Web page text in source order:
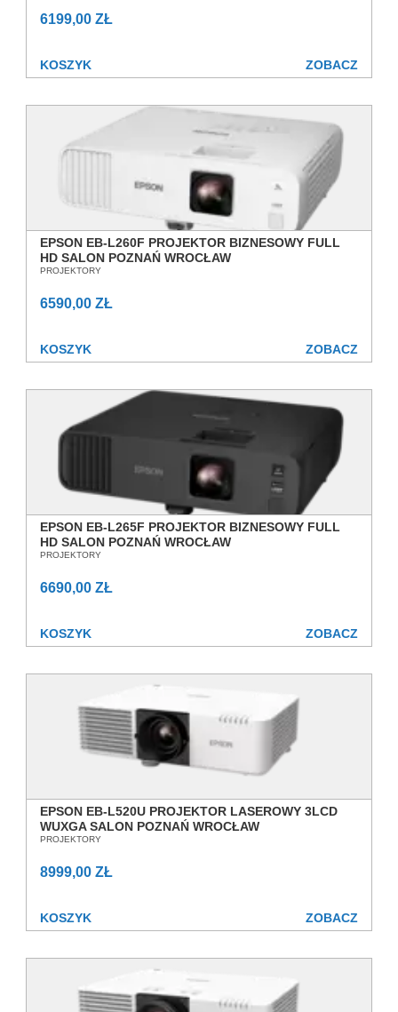
6199,00 ZŁ
KOSZYK ZOBACZ
EPSON EB-L260F PROJEKTOR BIZNESOWY FULL
HD SALON POZNAŃ WROCŁAW
PROJEKTORY
6590,00 ZŁ
KOSZYK ZOBACZ
EPSON EB-L265F PROJEKTOR BIZNESOWY FULL
HD SALON POZNAŃ WROCŁAW
PROJEKTORY
6690,00 ZŁ
KOSZYK ZOBACZ
EPSON EB-L520U PROJEKTOR LASEROWY 3LCD
WUXGA SALON POZNAŃ WROCŁAW
PROJEKTORY
8999,00 ZŁ
KOSZYK ZOBACZ